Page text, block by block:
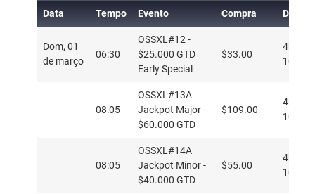
Data Tempo Evento Compra
Dom, 01
de março
06:30
OSSXL#12 -
$25.000 GTD
Early Special
$33.00
4h -
100k
08:05
OSSXL#13A
Jackpot Major -
$60.000 GTD
$109.00
4h -
100k
08:05
OSSXL#14A
Jackpot Minor -
$40.000 GTD
$55.00
4h -
100k